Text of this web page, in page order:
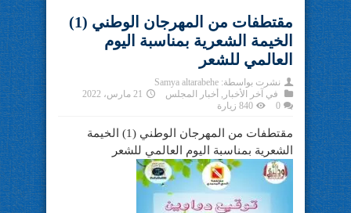
مقتطفات من المهرجان الوطني (1)
الخيمة الشعرية بمناسبة اليوم
العالمي للشعر
نشرت بواسطة: Samya altarabehe
في آخر الأخبار أخبار المجلس
21 مارس، 2022
0
840 زيارة
مقتطفات من المهرجان الوطني (1) الخيمة
الشعرية بمناسبة اليوم العالمي للشعر